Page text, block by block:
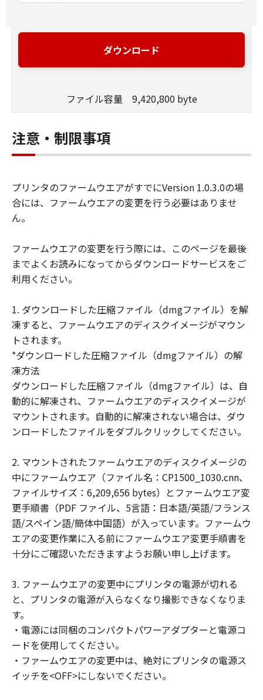
(1) お客様は、「許諾ソフトウェア」を、
（スマートフォン、タブレット端末を含
む。）を経由してインストールし、かかる
ができます。
(2) 「本契約」に明示的に定める場合を除
き、キヤノンおよびキヤノンのライセンサ
ーのいかなる知的財産権も、明示たると黙
示たるとを問わず、「本契約」によってお
りません。
(3) 「許諾ソフトウェア」には、オープン
ては、「本契約」のいかなる規定にもかか
わらず、キヤノンのデジタルカメラ製品の
オンラインマニュアルまたは機種仕様が記
ンソースソフトウェアの使用条件がそれぞ
れ適用されます。
制限
(1) 「本契約」に明示的に定める場合を除
き、お客様は、「許諾ソフトウェア」を複
製、または第三者に再使用許諾、譲渡、販
売、頒布、賃貸、リースもしくは貸与する
ことはできません。
部または一部を修正、改変、翻訳、翻案、
逆コンパイル、逆アセンブル、その他リバ
ースエンジニアリング等することはできま
せん。また第三者にこのような行為をさせ
てはなりません。
帰属
「許諾ソフトウェア」に係る知的財産権
ンのライセンサーに帰属します。
著作権表示
お客様は、「許諾ソフトウェア」に含まれ
るキヤノンまたはキヤノンのライセンサー
の著作権表示を変更し、除去しまたは削除
してはなりません。
ダウンロード
ファイル容量 9,420,800 byte
注意・制限事項
プリンタのファームウエアがすでにVersion 1.0.3.0の場
合には、ファームウエアの変更を行う必要はありませ
ん。
ファームウエアの変更を行う際には、このページを最後
までよくお読みになってからダウンロードサービスをご
利用ください。
1. ダウンロードした圧縮ファイル（dmgファイル）を解
凍すると、ファームウエアのディスクイメージがマウン
トされます。
*ダウンロードした圧縮ファイル（dmgファイル）の解
凍方法
ダウンロードした圧縮ファイル（dmgファイル）は、自
動的に解凍され、ファームウエアのディスクイメージが
マウントされます。自動的に解凍されない場合は、ダウ
ンロードしたファイルをダブルクリックしてください。
2. マウントされたファームウエアのディスクイメージの
中にファームウエア（ファイル名：CP1500_1030.cnn、
ファイルサイズ：6,209,656 bytes）とファームウエア変
更手順書（PDF ファイル、5言語：日本語/英語/フランス
語/スペイン語/簡体中国語）が入っています。ファームウ
エアの変更作業に入る前にファームウエア変更手順書を
十分にご確認いただきますようお願い申し上げます。
3. ファームウエアの変更中にプリンタの電源が切れる
と、プリンタの電源が入らなくなり撮影できなくなりま
す。
・電源には同梱のコンパクトパワーアダプターと電源コ
ードを使用してください。
・ファームウエアの変更中は、絶対にプリンタの電源ス
イッチを<OFF>にしないでください。